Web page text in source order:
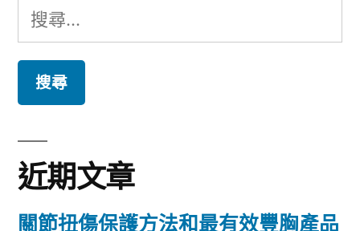
搜
尋
鍵
字:
近期文章
關節扭傷保護方法和最有效豐胸產品